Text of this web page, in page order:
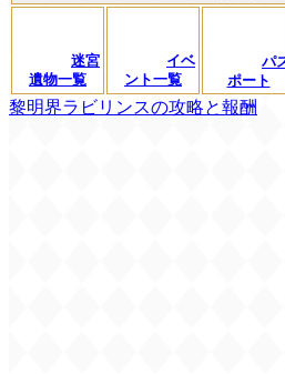
迷宮
遺物一覧
イベ
ント一覧
パ
ポート
黎明界ラビリンスの攻略と報酬